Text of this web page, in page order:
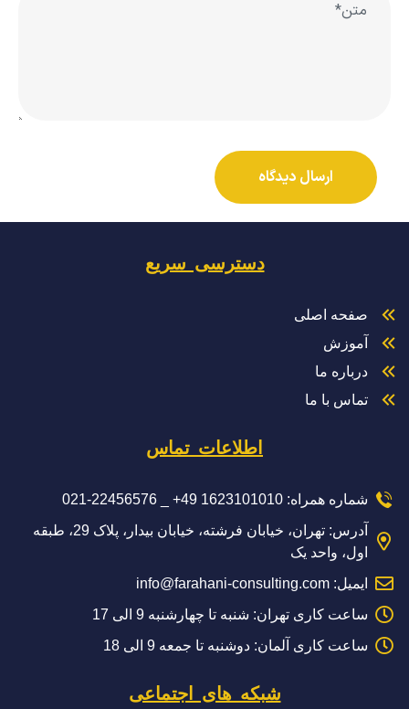
دسترسی سریع
صفحه اصلی
آموزش
درباره ما
تماس با ما
اطلاعات تماس
شماره همراه: 1623101010 49+ _ 22456576-021
آدرس: تهران، خیابان فرشته، خیابان بیدار، پلاک 29، طبقه
اول، واحد یک
ایمیل: info@farahani-consulting.com
ساعت کاری تهران: شنبه تا چهارشنبه 9 الی 17
ساعت کاری آلمان: دوشنبه تا جمعه 9 الی 18
شبکه های اجتماعی